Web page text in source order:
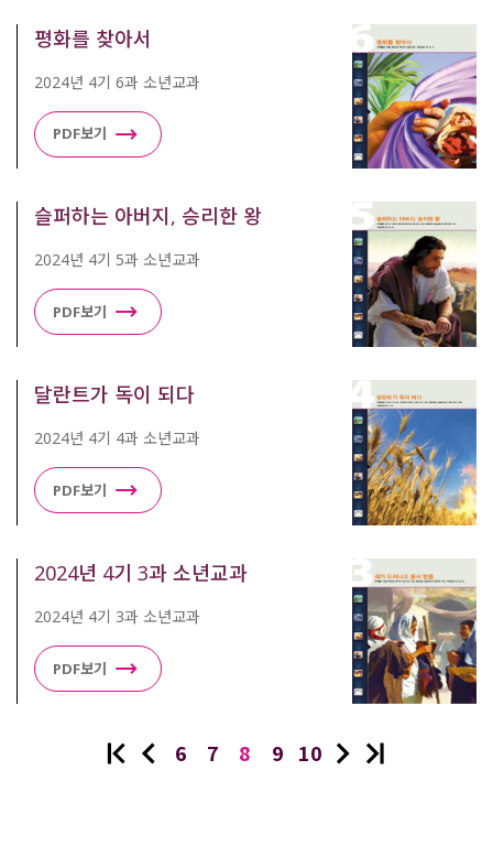
평화를 찾아서
2024년 4기 6과 소년교과
PDF보기
슬퍼하는 아버지, 승리한 왕
2024년 4기 5과 소년교과
PDF보기
달란트가 독이 되다
2024년 4기 4과 소년교과
PDF보기
2024년 4기 3과 소년교과
2024년 4기 3과 소년교과
PDF보기
6 7 8 9 10